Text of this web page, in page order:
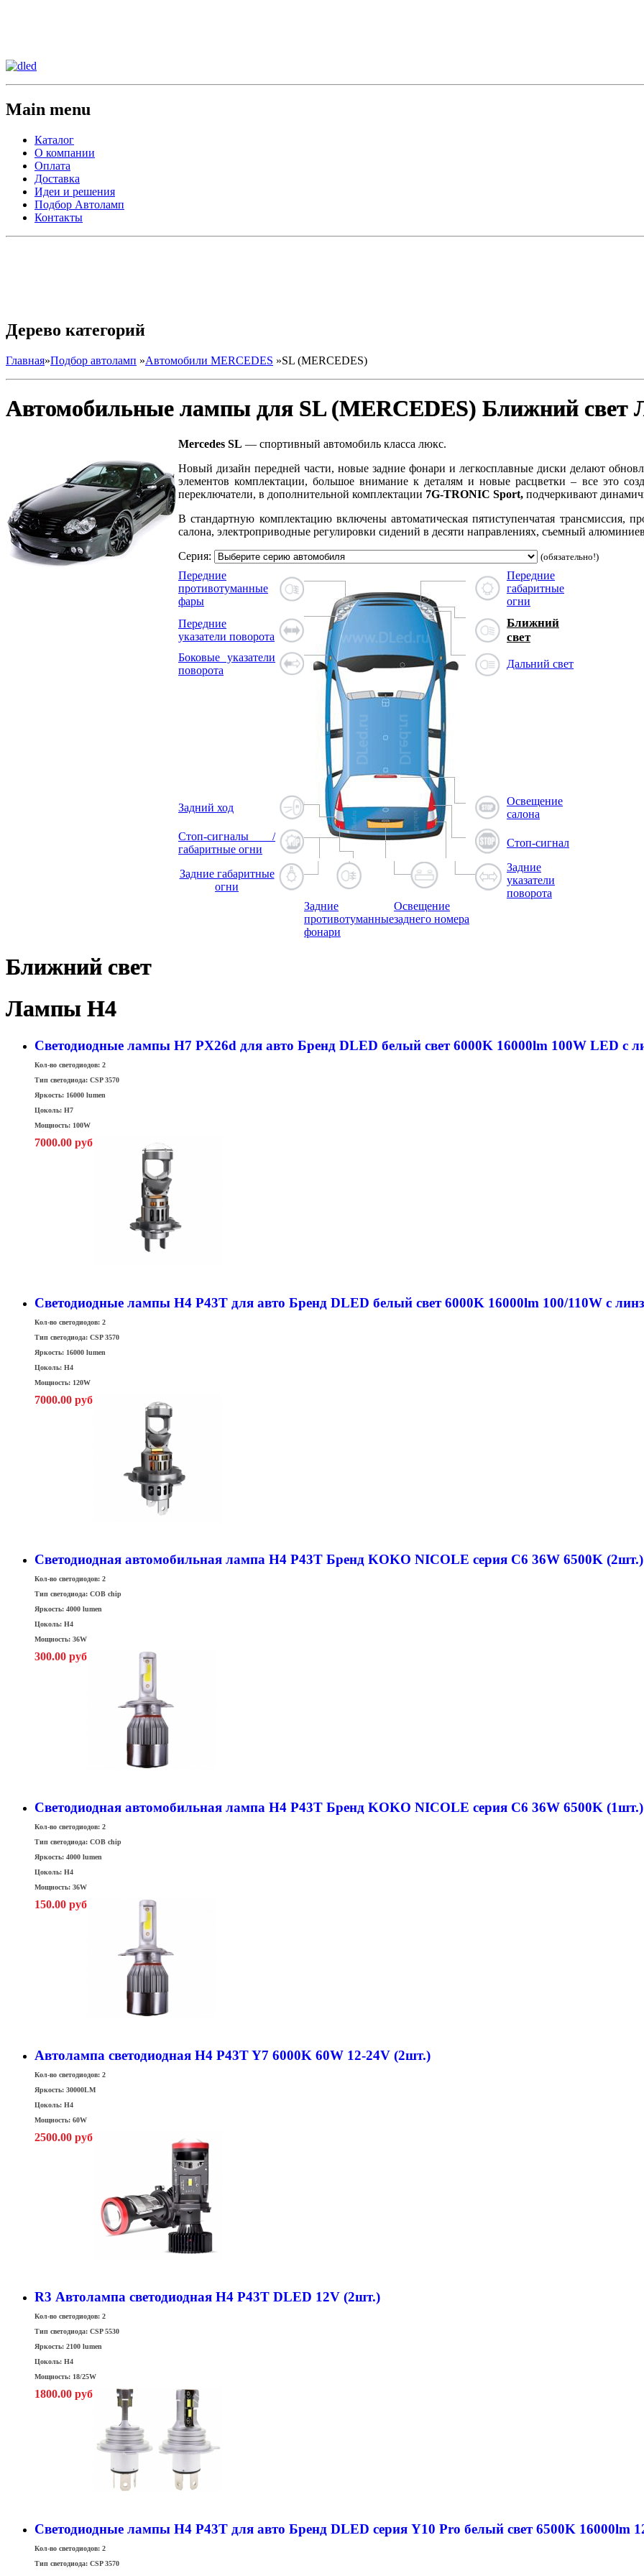
Main menu
Каталог
О компании
Оплата
Доставка
Идеи и решения
Подбор Автоламп
Контакты
Дерево категорий
Главная»Подбор автоламп »Автомобили MERCEDES »SL (MERCEDES)
Автомобильные лампы для SL (MERCEDES) Ближний свет
Mercedes SL — спортивный автомобиль класса люкс.
Новый дизайн передней части, новые задние фонари и легкосплавные диски делают
элементов комплектации, большое внимание к деталям и новые расцветки – все это
переключатели, в дополнительной комплектации 7G-TRONIC Sport, подчеркивают
В стандартную комплектацию включены автоматическая пятиступенчатая трансмиссия,
салона, электроприводные регулировки сидений в десяти направлениях, съемный
Серия:
(обязательно!)
Передние
противотуманные
фары
Передние
габаритные
огни
Передние
указатели поворота
Ближний
свет
Боковые указатели
поворота
Дальний свет
Задний ход
Освещение
салона
Стоп-сигналы /
габаритные огни
Стоп-сигнал
Задние габаритные
огни
Задние
указатели
поворота
Задние
противотуманные
фонари
Освещение
заднего номера
Ближний свет
Лампы H4
Светодиодные лампы H7 PX26d для авто Бренд DLED белый свет 6000K 16000lm 100W LED с
Кол-во светодиодов: 2
Тип светодиода: CSP 3570
Яркость: 16000 lumen
Цоколь: H7
Мощность: 100W
7000.00 руб
Светодиодные лампы H4 P43T для авто Бренд DLED белый свет 6000K 16000lm 100/110W с
Кол-во светодиодов: 2
Тип светодиода: CSP 3570
Яркость: 16000 lumen
Цоколь: H4
Мощность: 120W
7000.00 руб
Cветодиодная автомобильная лампа H4 P43T Бренд KOKO NICOLE серия C6 36W 6500K (2шт.)
Кол-во светодиодов: 2
Тип светодиода: COB chip
Яркость: 4000 lumen
Цоколь: H4
Мощность: 36W
300.00 руб
Cветодиодная автомобильная лампа H4 P43T Бренд KOKO NICOLE серия C6 36W 6500K (1шт.)
Кол-во светодиодов: 2
Тип светодиода: COB chip
Яркость: 4000 lumen
Цоколь: H4
Мощность: 36W
150.00 руб
Автолампа светодиодная H4 P43T Y7 6000K 60W 12-24V (2шт.)
Кол-во светодиодов: 2
Яркость: 30000LM
Цоколь: H4
Мощность: 60W
2500.00 руб
R3 Автолампа светодиодная H4 P43T DLED 12V (2шт.)
Кол-во светодиодов: 2
Тип светодиода: CSP 5530
Яркость: 2100 lumen
Цоколь: H4
Мощность: 18/25W
1800.00 руб
Светодиодные лампы H4 P43T для авто Бренд DLED серия Y10 Pro белый свет 6500K 16000lm
Кол-во светодиодов: 2
Тип светодиода: CSP 3570